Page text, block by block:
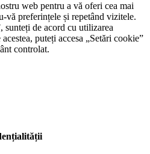
web pentru a vă oferi cea mai
vă preferințele și repetând vizitele.
sunteți de acord cu utilizarea
puteți accesa „Setări cookie”
controlat.